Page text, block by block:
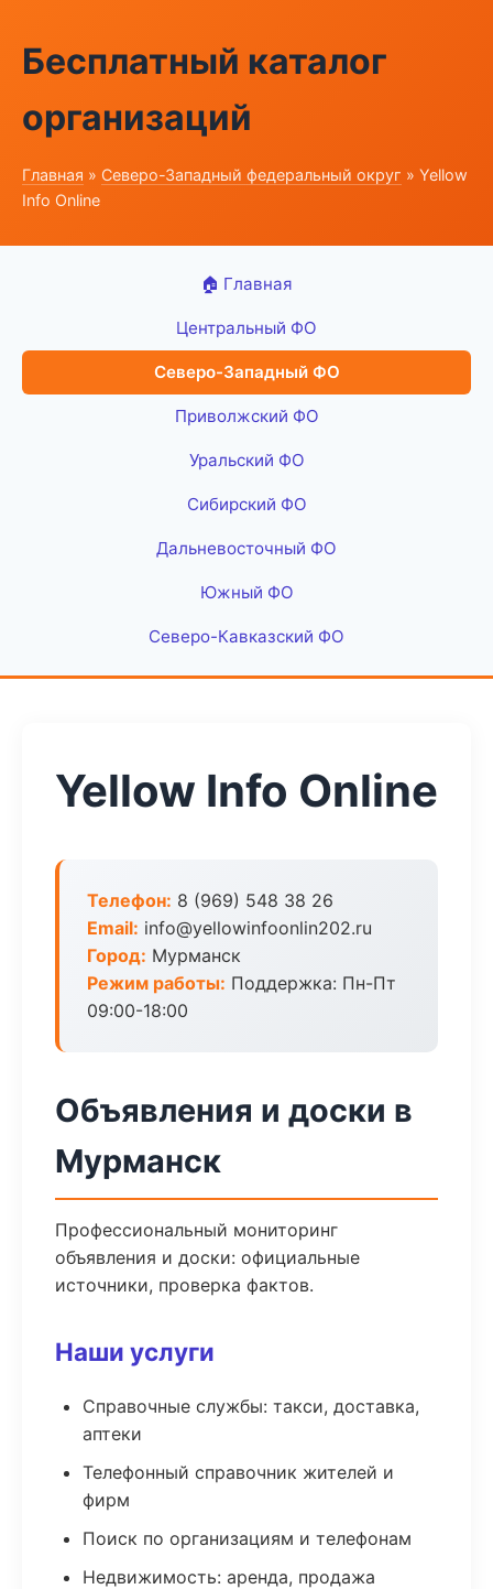
Бесплатный каталог
организаций
Главная » Северо-Западный федеральный округ » Yellow
Info Online
🏠 Главная
Центральный ФО
Северо-Западный ФО
Приволжский ФО
Уральский ФО
Сибирский ФО
Дальневосточный ФО
Южный ФО
Северо-Кавказский ФО
Yellow Info Online
Телефон: 8 (969) 548 38 26
Email: info@yellowinfoonlin202.ru
Город: Мурманск
Режим работы: Поддержка: Пн-Пт
09:00-18:00
Объявления и доски в
Мурманск
Профессиональный мониторинг
объявления и доски: официальные
источники, проверка фактов.
Наши услуги
Справочные службы: такси, доставка,
аптеки
Телефонный справочник жителей и
фирм
Поиск по организациям и телефонам
Недвижимость: аренда, продажа